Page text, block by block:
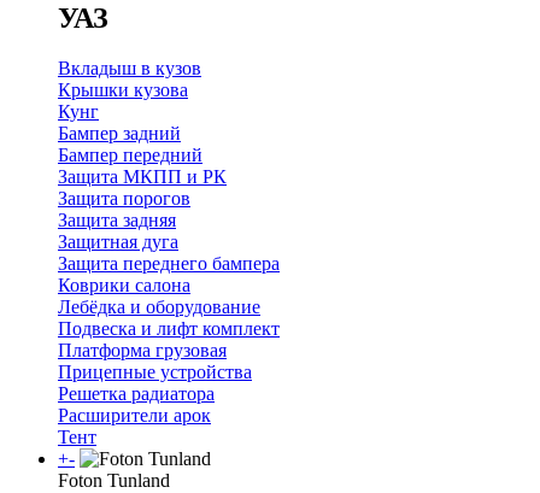
УАЗ
Вкладыш в кузов
Крышки кузова
Кунг
Бампер задний
Бампер передний
Защита МКПП и РК
Защита порогов
Защита задняя
Защитная дуга
Защита переднего бампера
Коврики салона
Лебёдка и оборудование
Подвеска и лифт комплект
Платформа грузовая
Прицепные устройства
Решетка радиатора
Расширители арок
Тент
+-
Foton Tunland